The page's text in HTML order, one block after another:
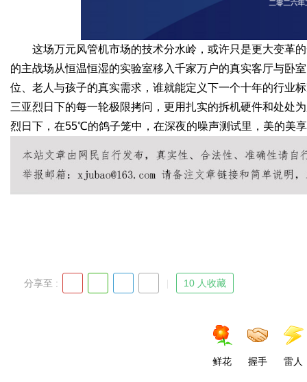
这场万元风管机市场的技术分水岭，或许只是更大变革
的主战场从恒温恒湿的实验室移入千家万户的真实客厅与卧
位、老人与孩子的真实需求，谁就能定义下一个十年的行业
三亚烈日下的每一轮极限拷问，更用扎实的拆机硬件和处处
烈日下，在55℃的鸽子笼中，在深夜的噪声测试里，美的美
分享至 : 10 人收藏
鲜花 握手 雷人